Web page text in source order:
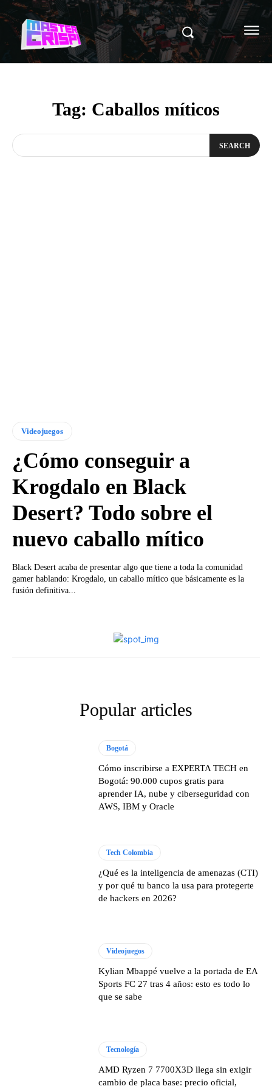
Tag: Caballos míticos
SEARCH
Videojuegos
¿Cómo conseguir a
Krogdalo en Black
Desert? Todo sobre el
nuevo caballo mítico
Black Desert acaba de presentar algo que tiene a toda la comunidad
gamer hablando: Krogdalo, un caballo mítico que básicamente es la
fusión definitiva...
Popular articles
Bogotá
Cómo inscribirse a EXPERTA TECH en
Bogotá: 90.000 cupos gratis para
aprender IA, nube y ciberseguridad con
AWS, IBM y Oracle
Tech Colombia
¿Qué es la inteligencia de amenazas (CTI)
y por qué tu banco la usa para protegerte
de hackers en 2026?
Videojuegos
Kylian Mbappé vuelve a la portada de EA
Sports FC 27 tras 4 años: esto es todo lo
que se sabe
Tecnología
AMD Ryzen 7 7700X3D llega sin exigir
cambio de placa base: precio oficial,